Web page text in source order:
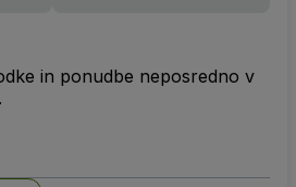
in ponudbe neposredno v